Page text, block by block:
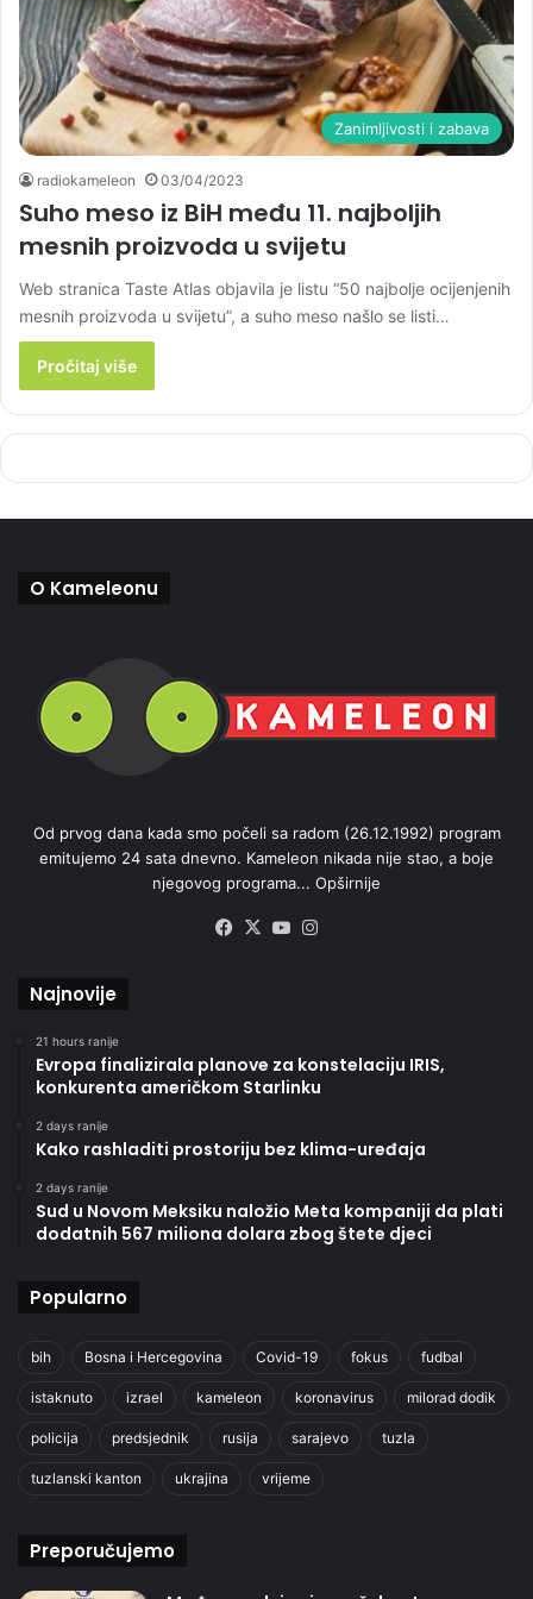
Zanimljivosti i zabava
radiokameleon 03/04/2023
Suho meso iz BiH među 11. najboljih
mesnih proizvoda u svijetu
Web stranica Taste Atlas objavila je listu “50 najbolje ocijenjenih
mesnih proizvoda u svijetu”, a suho meso našlo se listi…
Pročitaj više
O Kameleonu
Od prvog dana kada smo počeli sa radom (26.12.1992) program
emitujemo 24 sata dnevno. Kameleon nikada nije stao, a boje
njegovog programa... Opširnije
Facebook
X YouTube
Najnovije
21 hours ranije
Evropa finalizirala planove za konstelaciju IRIS,
konkurenta američkom Starlinku
2 days ranije
Kako rashladiti prostoriju bez klima-uređaja
2 days ranije
Sud u Novom Meksiku naložio Meta kompaniji da plati
dodatnih 567 miliona dolara zbog štete djeci
Popularno
bih Bosna i Hercegovina Covid-19 fokus fudbal
istaknuto izrael kameleon koronavirus milorad dodik
policija predsjednik rusija sarajevo tuzla
tuzlanski kanton ukrajina vrijeme
Preporučujemo